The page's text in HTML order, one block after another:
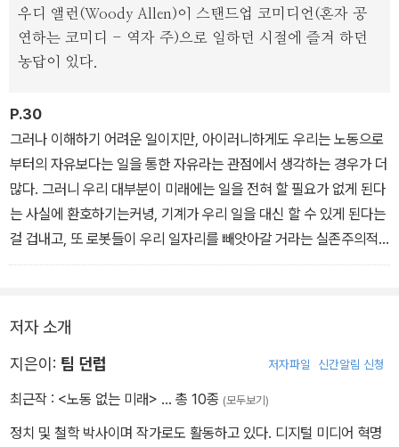
우디 앨런(Woody Allen)이 스탠드업 코미디언(혼자 공
연하는 코미디 - 역자 주)으로 일하던 시절에 즐겨 하던
농답이 있다.
P.30
그러나 이해하기 어려운 일이지만, 아이러니하게도 우리는 노동으로
부터의 자유보다는 일을 통한 자유라는 관점에서 생각하는 경우가 더
많다. 그러니 우리 대부분이 미래에는 일을 전혀 할 필요가 없게 된다
는 사실에 환호하기는커녕, 기계가 우리 일을 대신 할 수 있게 된다는
걸 겁내고, 또 로봇들이 우리 일자리를 빼앗아갈 거라는 실존주의적
두려움을 갖는 것도 무리는 아니다. 그러니까 우리는 지금 아주 양면
저자 소개
지은이: 팀 던럽 저자파일 신간알림 신청
최근작 : <노동 없는 미래> … 총 10종 (모두보기)
정치 및 철학 박사이며 작가로도 활동하고 있다. 디지털 미디어 혁명